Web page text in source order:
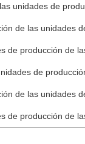
unidades de
de las unidades
de producción de
de
de las unidades
de producción de